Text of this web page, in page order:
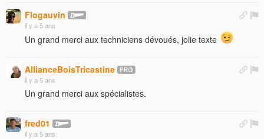
Flogauvin
il y a 5 ans
Un grand merci aux techniciens dévoués, jolie texte
AllianceBoisTricastine
il y a 5 ans
Un grand merci aux spécialistes.
fred01
il y a 5 ans